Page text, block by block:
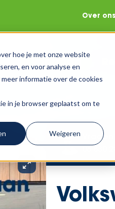
hoe je met onze website
en voor analyse en
informatie over de cookies
in je browser geplaatst om te
Weigeren
Over ons
Voorraad
06 830